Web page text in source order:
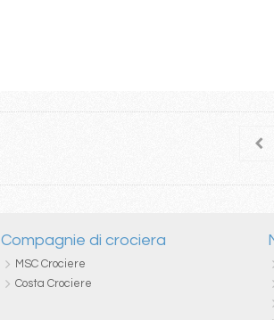
182
Compagnie di crociera
MSC Crociere
Costa Crociere